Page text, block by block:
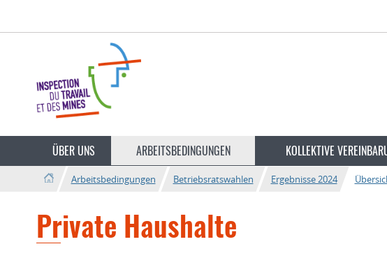
wechseln
ÜBER UNS ARBEITSBEDINGUNGEN KOLLEKTIVE
Arbeitsbedingungen Betriebsratswahlen Ergebnisse 2024
Private Haushalte